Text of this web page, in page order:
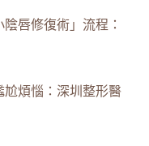
唇修復術」流程：
尬煩惱：深圳整形醫